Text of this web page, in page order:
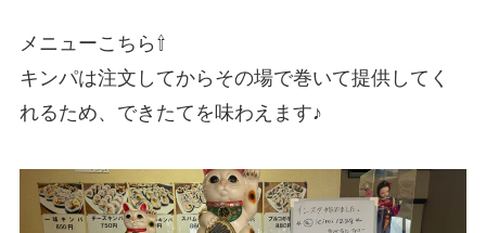
メニューこちら⇧
キンパは注文してからその場で巻いて提供してく
れるため、できたてを味わえます♪